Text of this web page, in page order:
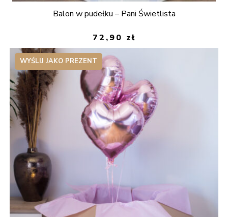
Balon w pudełku – Pani Świetlista
72,90 zł
WYŚLIJ JAKO PREZENT